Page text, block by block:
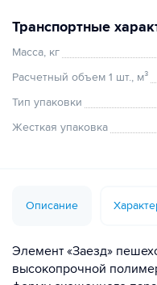
Транспортные
Масса, кг
Расчетный объем 1 шт., м³
Тип упаковки
Жесткая упаковка
Описание
Элемент «Заезд»
высокопрочной